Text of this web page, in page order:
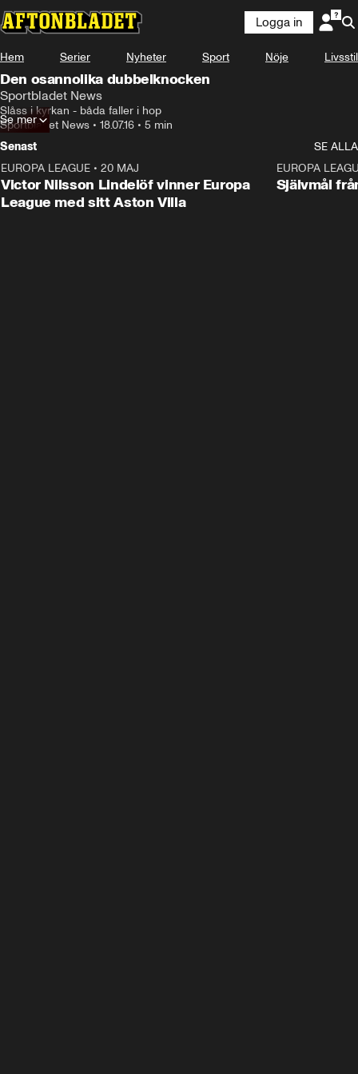
Logga in
Hem Serier Nyheter Sport Nöje Livsstil
Den osannolika dubbelknocken
Sportbladet News
Slåss i kyrkan - båda faller i hop
Sportbladet News • 18.07.16 • 5 min
Se mer
Senast
SE ALLA
EUROPA LEAGUE • 20 MAJ
Victor Nilsson Lindelöf vinner Europa
League med sitt Aston Villa
EUROPA
Självmål